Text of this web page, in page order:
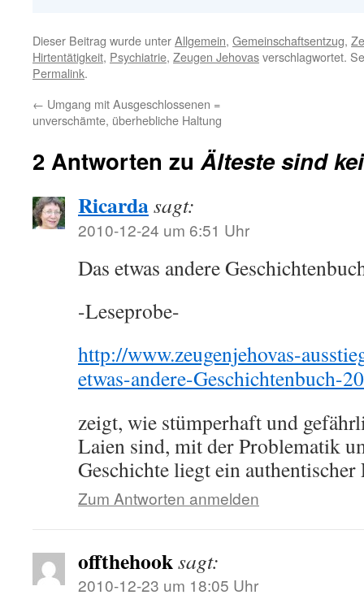
Dieser Beitrag wurde unterAllgemein, Gemeinschaftsentzug,
Hirtentätigkeit, Psychiatrie, Zeugen Jehovasverschlagwortet.
Permalink.
← Umgang mit Ausgeschlossenen =
unverschämte, überhebliche Haltung
2 Antworten zuÄlteste sind
Ricardasagt:
2010-12-24 um 6:51 Uhr
Das etwas andere
-Leseprobe-
http://www.zeugenjehovas-
etwas-andere-Geschichtenbuch-
zeigt, wie stümperhaft und
Laien sind, mit der Problematik
Geschichte liegt ein
Zum Antworten anmelden
offthehooksagt:
2010-12-23 um 18:05 Uhr